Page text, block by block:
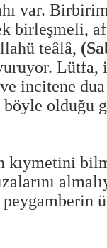
var.
birleşmeli,
teâlâ,
Lütfa,
incitene
böyle olduğu
kıymetini
peygamberin